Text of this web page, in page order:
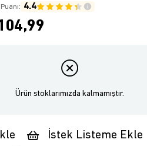
4.4
Ürün stoklarımızda kalmamıştır.
İstek Listeme Ekle